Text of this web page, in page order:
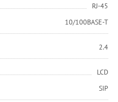
RJ-45
10/100BASE-T
2.4
LCD
SIP